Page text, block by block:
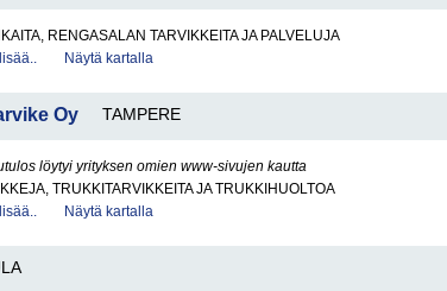
RENGASALAN TARVIKKEITA JA PALVELUJA
Näytä kartalla
Oy TAMPERE
löytyi yrityksen omien www-sivujen kautta
TRUKKITARVIKKEITA JA TRUKKIHUOLTOA
Näytä kartalla